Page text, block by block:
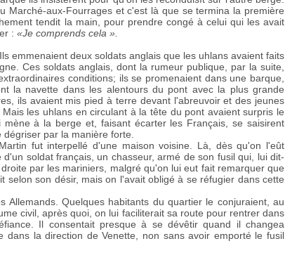
Marché-aux-Fourrages et c'est là que se termina la première
tendit la main, pour prendre congé à celui qui les avait
: «Je comprends cela ».
emmenaient deux soldats anglais que les uhlans avaient faits
Ces soldats anglais, dont la rumeur publique, par la suite,
conditions; ils se promenaient dans une barque,
la navette dans les alentours du pont avec la plus grande
ils avaient mis pied à terre devant l'abreuvoir et des jeunes
les uhlans en circulant à la tête du pont avaient surpris le
à la berge et, faisant écarter les Français, se saisirent
par la manière forte.
fut interpellé d'une maison voisine. Là, dès qu'on l'eût
soldat français, un chasseur, armé de son fusil qui, lui dit-
par les mariniers, malgré qu'on lui eut fait remarquer que
selon son désir, mais on l'avait obligé à se réfugier dans cette
Quelques habitants du quartier le conjuraient, au
civil, après quoi, on lui faciliterait sa route pour rentrer dans
Il consentait presque à se dévêtir quand il changea
dans la direction de Venette, non sans avoir emporté le fusil